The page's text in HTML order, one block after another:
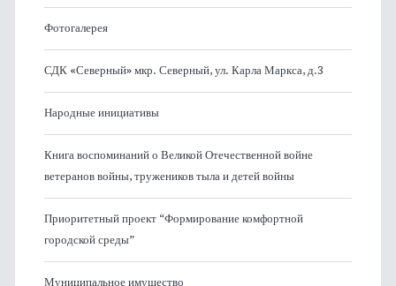
Фотогалерея
СДК «Северный» мкр. Северный, ул. Карла Маркса, д.3
Народные инициативы
Книга воспоминаний о Великой Отечественной войне
ветеранов войны, тружеников тыла и детей войны
Приоритетный проект “Формирование комфортной
городской среды”
Муниципальное имущество